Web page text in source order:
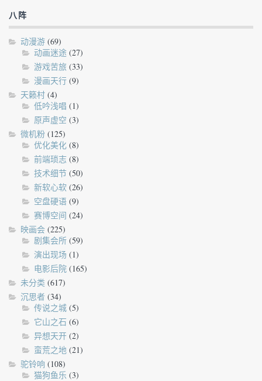
八阵
动漫游 (69)
动画迷途 (27)
游戏苦旅 (33)
漫画天行 (9)
天籁村 (4)
低吟浅唱 (1)
原声虚空 (3)
微机粉 (125)
优化美化 (8)
前端琐志 (8)
技术细节 (50)
新软心软 (26)
空盘硬语 (9)
赛博空间 (24)
映画会 (225)
剧集会所 (59)
演出现场 (1)
电影后院 (165)
未分类 (617)
沉思者 (34)
传说之城 (5)
它山之石 (6)
异想天开 (2)
蛮荒之地 (21)
驼铃响 (108)
猫狗鱼乐 (3)